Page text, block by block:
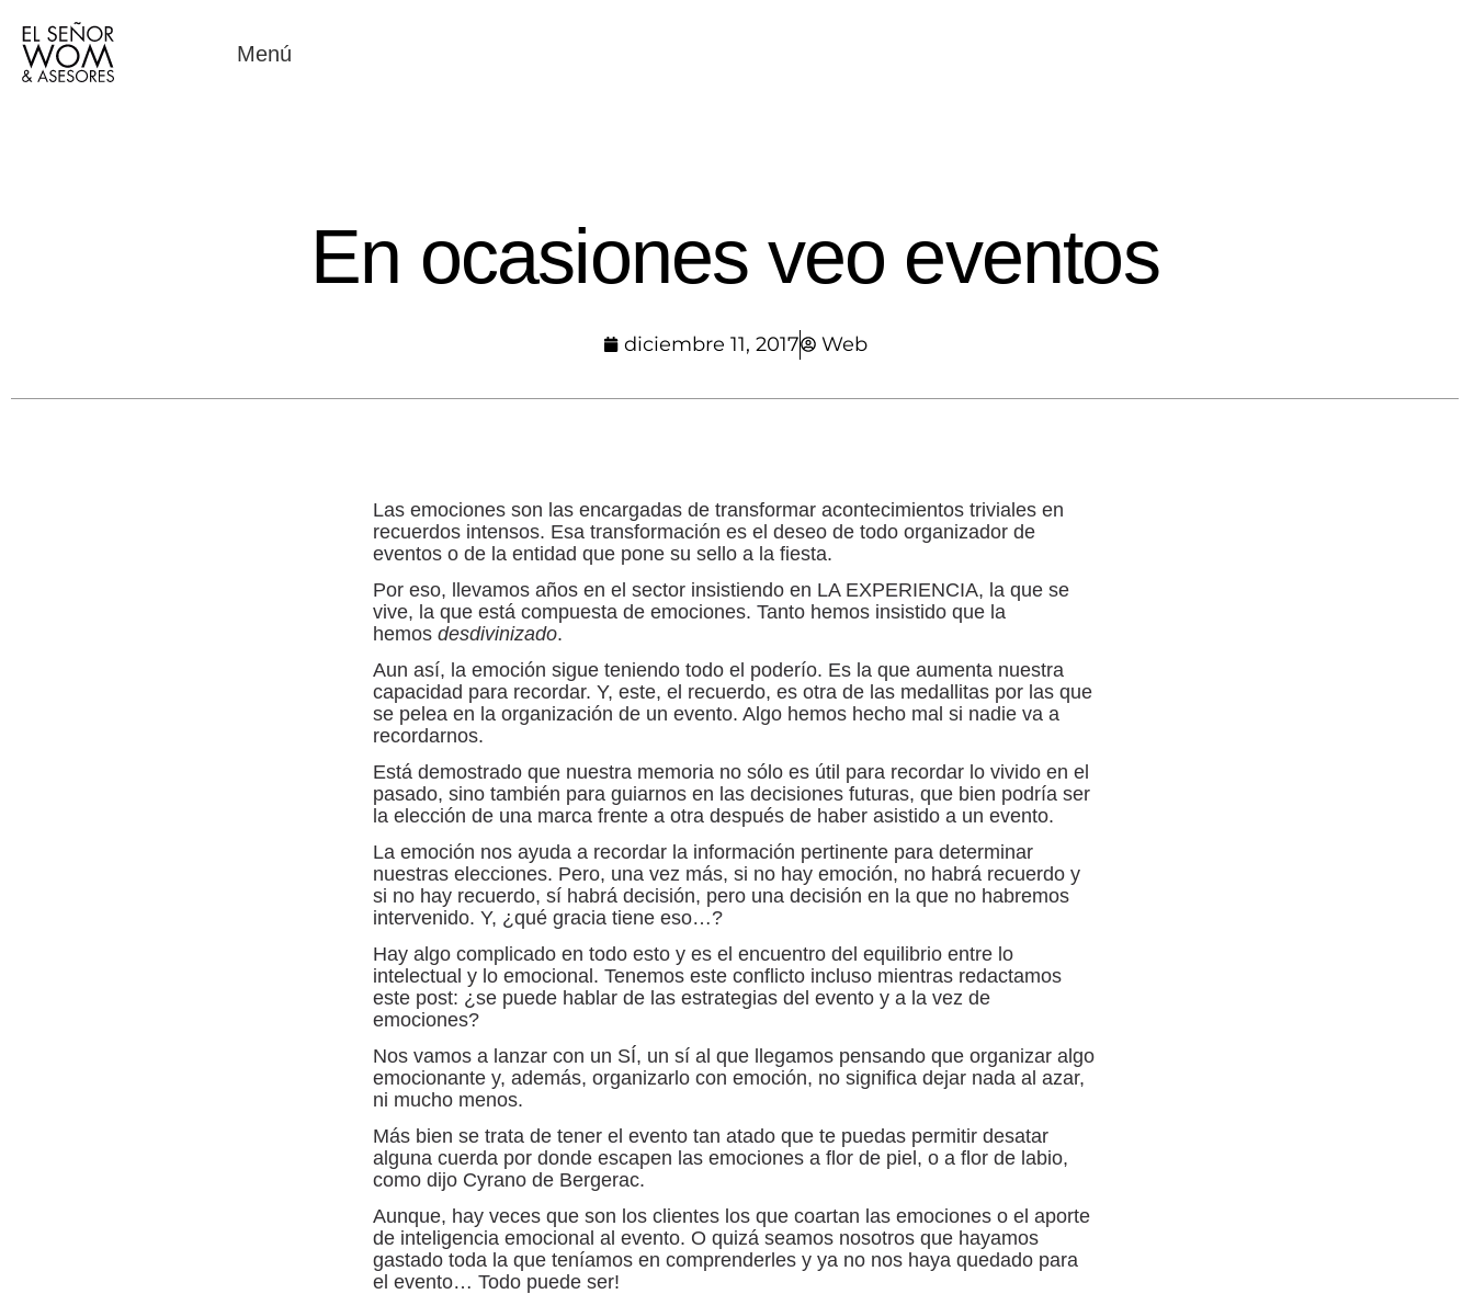
Menú
En ocasiones veo eventos
diciembre 11, 2017 Web
Las emociones son las encargadas de transformar acontecimientos triviales en
recuerdos intensos. Esa transformación es el deseo de todo organizador de
eventos o de la entidad que pone su sello a la fiesta.
Por eso, llevamos años en el sector insistiendo en LA EXPERIENCIA, la que se
vive, la que está compuesta de emociones. Tanto hemos insistido que la
hemos desdivinizado.
Aun así, la emoción sigue teniendo todo el poderío. Es la que aumenta nuestra
capacidad para recordar. Y, este, el recuerdo, es otra de las medallitas por las que
se pelea en la organización de un evento. Algo hemos hecho mal si nadie va a
recordarnos.
Está demostrado que nuestra memoria no sólo es útil para recordar lo vivido en el
pasado, sino también para guiarnos en las decisiones futuras, que bien podría ser
la elección de una marca frente a otra después de haber asistido a un evento.
La emoción nos ayuda a recordar la información pertinente para determinar
nuestras elecciones. Pero, una vez más, si no hay emoción, no habrá recuerdo y
si no hay recuerdo, sí habrá decisión, pero una decisión en la que no habremos
intervenido. Y, ¿qué gracia tiene eso…?
Hay algo complicado en todo esto y es el encuentro del equilibrio entre lo
intelectual y lo emocional. Tenemos este conflicto incluso mientras redactamos
este post: ¿se puede hablar de las estrategias del evento y a la vez de
emociones?
Nos vamos a lanzar con un SÍ, un sí al que llegamos pensando que organizar algo
emocionante y, además, organizarlo con emoción, no significa dejar nada al azar,
ni mucho menos.
Más bien se trata de tener el evento tan atado que te puedas permitir desatar
alguna cuerda por donde escapen las emociones a flor de piel, o a flor de labio,
como dijo Cyrano de Bergerac.
Aunque, hay veces que son los clientes los que coartan las emociones o el aporte
de inteligencia emocional al evento. O quizá seamos nosotros que hayamos
gastado toda la que teníamos en comprenderles y ya no nos haya quedado para
el evento… Todo puede ser!